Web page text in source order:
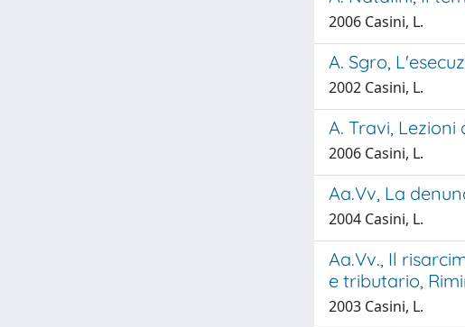
2006 Casini, L.
A. Sgro,
2002 Casini, L.
A. Travi, Lezioni
2006 Casini, L.
Aa.Vv, La
2004 Casini, L.
Aa.Vv., Il
e tributario,
2003 Casini, L.